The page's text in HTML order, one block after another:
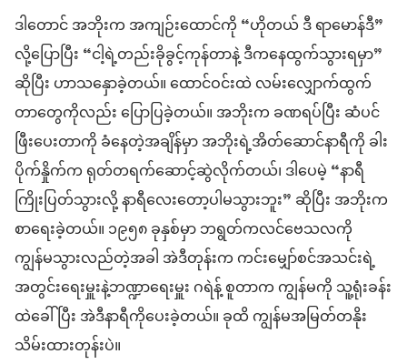
ဒါတောင် အဘိုး​က အကျဉ်းထောင်​ကို “ဟိုတယ် ဒီ ရာ​မော​န်​ဒီ”
လို့​ပြော​ပြီး “ငါ့ရဲ့​တည်းခို​ခွင့်​ကုန်​တာ​နဲ့ ဒီကနေ​ထွက်သွား​ရမှာ”
ဆိုပြီး ဟာသ​နှော​ခဲ့တယ်။ ထောင်​ဝင်း​ထဲ လမ်းလျှောက်ထွက်​
တာတွေကို​လည်း ပြောပြ​ခဲ့တယ်။ အဘိုး​က ခဏ​ရပ်​ပြီး ဆံပင်​
ဖြီး​ပေး​တာ​ကို ခံ​နေတဲ့​အချိန်​မှာ အဘိုး​ရဲ့​အိတ်ဆောင်​နာရီ​ကို ခါး​
ပိုက်​နှိုက်​က ရုတ်တရက်​ဆောင့်ဆွဲ​လိုက်တယ်၊ ဒါပေမဲ့ “နာရီ​
ကြိုး​ပြတ်​သွား​လို့ နာရီ​လေး​တော့​ပါ​မသွား​ဘူး” ဆိုပြီး အဘိုး​က​
စာရေး​ခဲ့တယ်။ ၁၉၅၈ ခုနှစ်​မှာ ဘ​ရွတ်​က​လင်​ဗေသလ​ကို
ကျွန်မ​သွားလည်​တဲ့​အခါ အဲဒီတုန်းက ကင်းမျှော်စင်​အသင်းရဲ့
အတွင်းရေးမှူး​နဲ့​ဘဏ္ဍာရေးမှူး ဂ​ရဲ​န့် စူ​တာ​က ကျွန်မ​ကို သူ့​ရုံးခန်း​
ထဲ​ခေါ်​ပြီး အဲဒီ​နာရီ​ကို​ပေး​ခဲ့တယ်။ ခု​ထိ ကျွန်မ​အမြတ်တနိုး​
သိမ်းထား​တုန်း​ပဲ။